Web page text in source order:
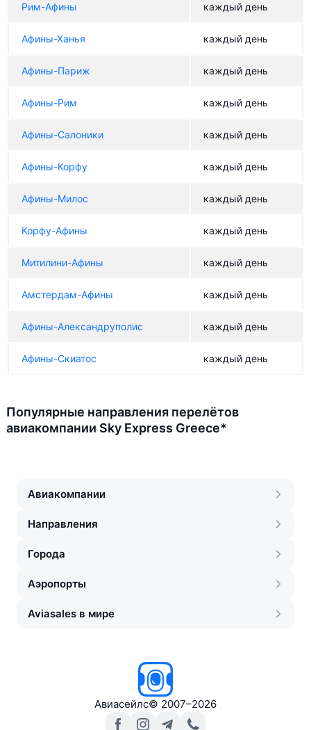
Рим-Афины каждый день
Афины-Ханья каждый день
Афины-Париж каждый день
Афины-Рим каждый день
Афины-Салоники каждый день
Афины-Корфу каждый день
Афины-Милос каждый день
Корфу-Афины каждый день
Митилини-Афины каждый день
Амстердам-Афины каждый день
Афины-Александруполис каждый день
Афины-Скиатос каждый день
Популярные направления перелётов
авиакомпании Sky Express Greece*
Авиакомпании
Направления
Города
Аэропорты
Aviasales в мире
Авиасейлс© 2007–2026